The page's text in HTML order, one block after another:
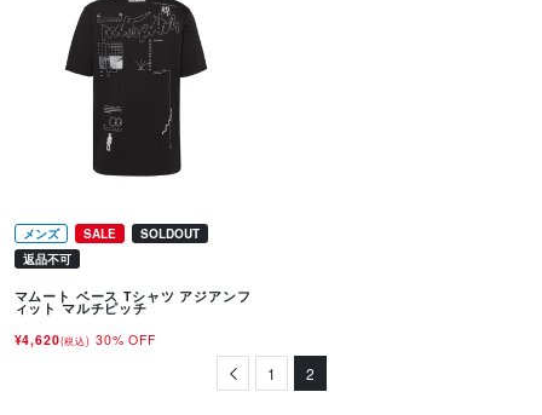
メンズ SALE
SOLDOUT
返品不可
マムート ベース Tシャツ アジアンフ
ィット マルチピッチ
¥4,620(税込) 30% OFF
Previous
1 2